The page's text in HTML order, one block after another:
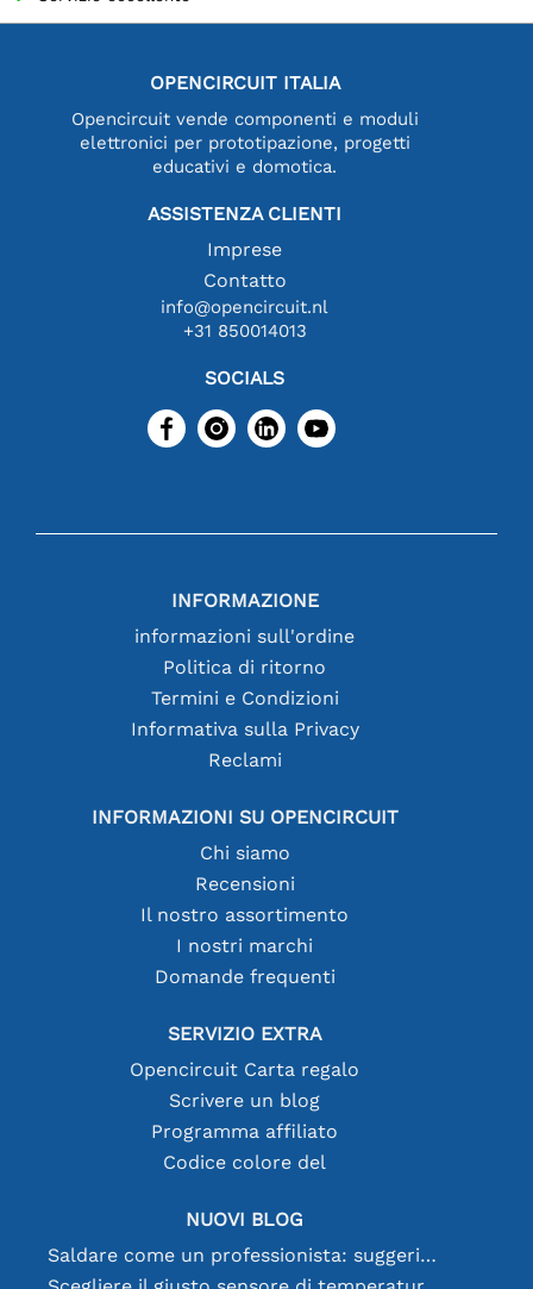
OPENCIRCUIT ITALIA
Opencircuit vende componenti e moduli
elettronici per prototipazione, progetti
educativi e domotica.
ASSISTENZA CLIENTI
Imprese
Contatto
info@opencircuit.nl
+31 850014013
SOCIALS
INFORMAZIONE
informazioni sull'ordine
Politica di ritorno
Termini e Condizioni
Informativa sulla Privacy
Reclami
INFORMAZIONI SU OPENCIRCUIT
Chi siamo
Recensioni
Il nostro assortimento
I nostri marchi
Domande frequenti
SERVIZIO EXTRA
Opencircuit Carta regalo
Scrivere un blog
Programma affiliato
Codice colore del
NUOVI BLOG
Saldare come un professionista: suggerimenti per connessioni elettroniche perfette